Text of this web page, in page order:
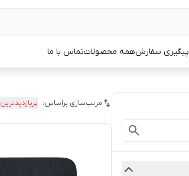
پیگیری سفارشهمه محصولاتتماس با ما
مرتب‌سازی براساس: پربازدیدترین